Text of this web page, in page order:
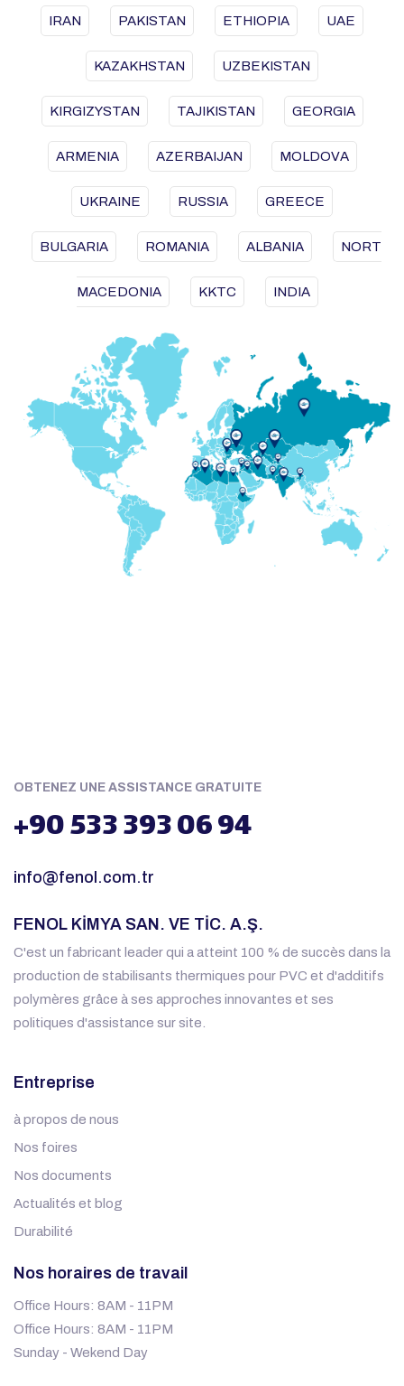
IRAN PAKISTAN ETHIOPIA UAE
KAZAKHSTAN UZBEKISTAN
KIRGIZYSTAN TAJIKISTAN GEORGIA
ARMENIA AZERBAIJAN MOLDOVA
UKRAINE RUSSIA GREECE
BULGARIA ROMANIA ALBANIA NORT
MACEDONIA KKTC INDIA
OBTENEZ UNE ASSISTANCE GRATUITE
+90 533 393 06 94
info@fenol.com.tr
FENOL KİMYA SAN. VE TİC. A.Ş.
C'est un fabricant leader qui a atteint 100 % de succès dans la
production de stabilisants thermiques pour PVC et d'additifs
polymères grâce à ses approches innovantes et ses
politiques d'assistance sur site.
Entreprise
à propos de nous
Nos foires
Nos documents
Actualités et blog
Durabilité
Nos horaires de travail
Office Hours: 8AM - 11PM
Office Hours: 8AM - 11PM
Sunday - Wekend Day